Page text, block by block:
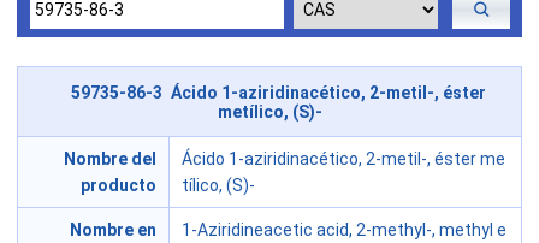
59735-86-3 Ácido 1-aziridinacético, 2-metil-, éster
metílico, (S)-
Nombre del
producto
Ácido 1-aziridinacético, 2-metil-, éster me
tílico, (S)-
Nombre en
1-Aziridineacetic acid, 2-methyl-, methyl e